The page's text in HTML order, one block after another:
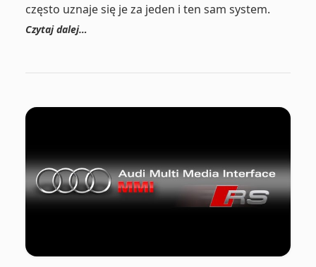
często uznaje się je za jeden i ten sam system.
Czytaj dalej…